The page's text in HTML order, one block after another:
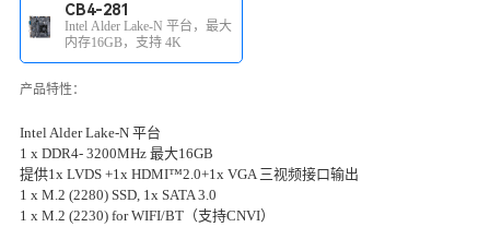
CB4-281
Intel Alder Lake-N 平台，最大
内存16GB，支持 4K
产品特性：
Intel Alder Lake-N 平台
1 x DDR4- 3200MHz 最大16GB
提供1x LVDS +1x HDMI™2.0+1x VGA 三视频接口输出
1 x M.2 (2280) SSD, 1x SATA 3.0
1 x M.2 (2230) for WIFI/BT（支持CNVI）